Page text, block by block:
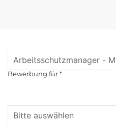
Bewerbung für*